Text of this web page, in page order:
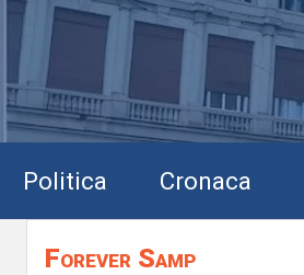
Politica Cronaca
Forever Samp